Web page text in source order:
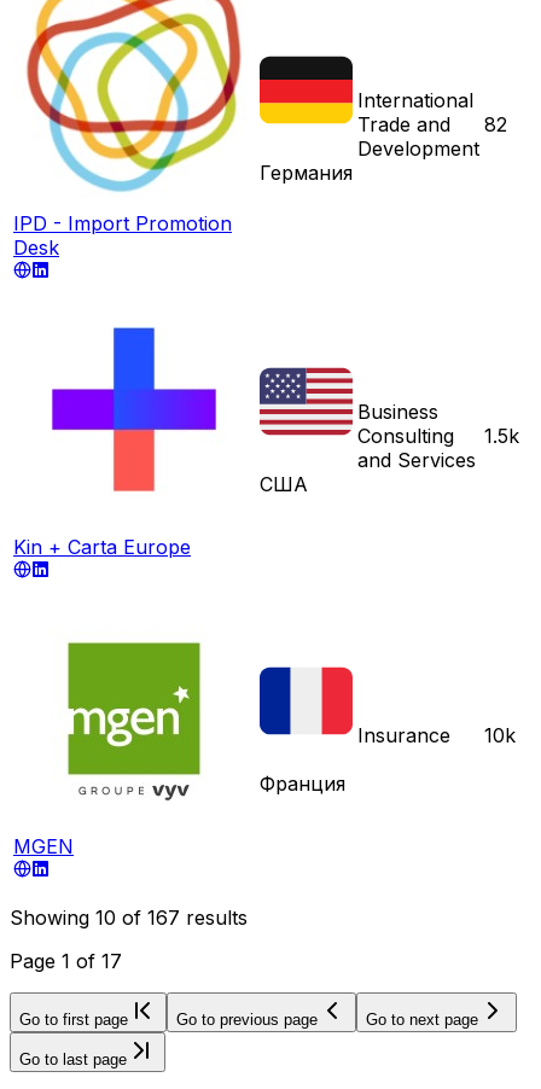
IPD - Import Promotion
Desk
Германия
International
Trade and
Development
82
Kin + Carta Europe
США
Business
Consulting
and Services
1.5k
MGEN
Франция
Insurance 10k
Showing 10 of 167 results
Page 1 of 17
Go to first page Go to previous page Go to next page
Go to last page